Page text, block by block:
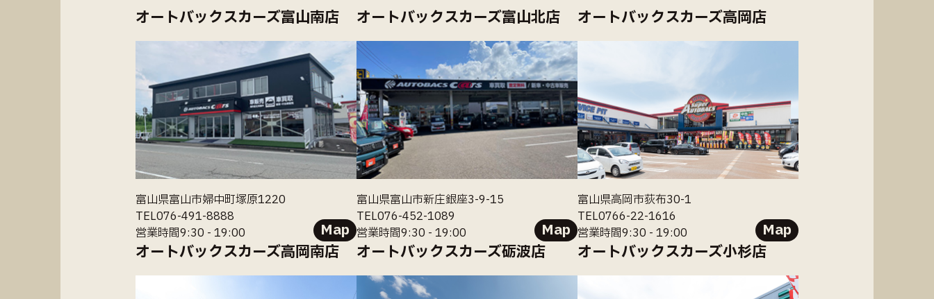
オートバックスカーズ富山南店
富山県富山市婦中町塚原1220
TEL076-491-8888
営業時間9:30 - 19:00
Map
オートバックスカーズ富山北店
富山県富山市新庄銀座3-9-15
TEL076-452-1089
営業時間9:30 - 19:00
Map
オートバックスカーズ高岡店
富山県高岡市荻布30-1
TEL0766-22-1616
営業時間9:30 - 19:00
Map
オートバックスカーズ高岡南店 オートバックスカーズ砺波店 オートバックスカーズ小杉店